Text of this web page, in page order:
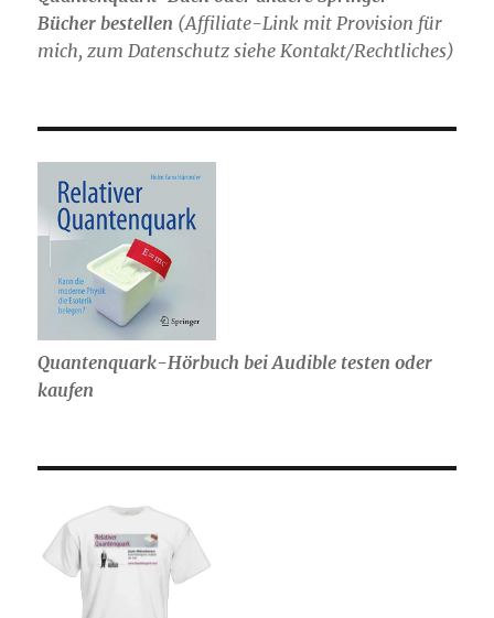
Bücher bestellen (Affiliate-Link mit Provision für
mich, zum Datenschutz siehe Kontakt/Rechtliches)
Quantenquark-Hörbuch bei Audible testen oder
kaufen